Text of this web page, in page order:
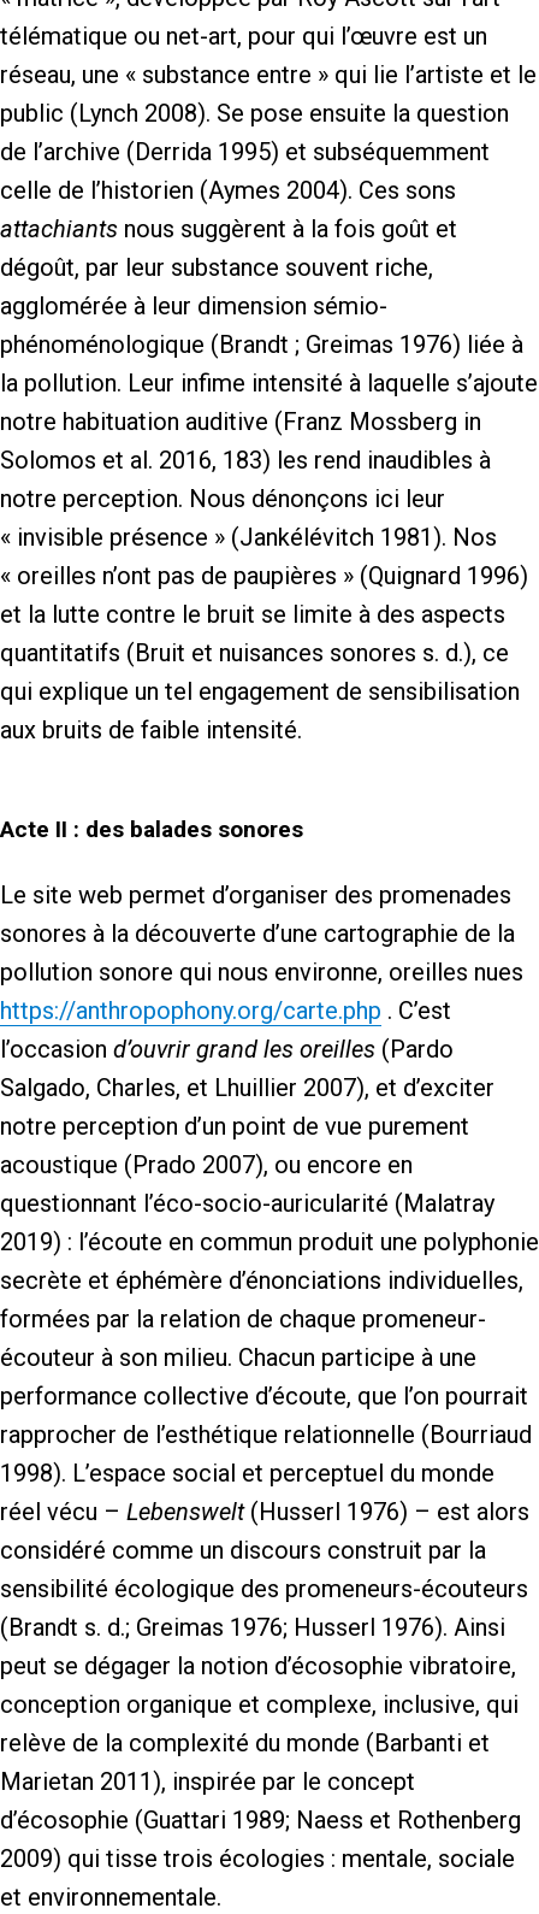
télématique ou net-art, pour qui l’œuvre est un
réseau, une « substance entre » qui lie l’artiste et le
public (Lynch 2008). Se pose ensuite la question
de l’archive (Derrida 1995) et subséquemment
celle de l’historien (Aymes 2004). Ces sons
attachiants nous suggèrent à la fois goût et
dégoût, par leur substance souvent riche,
agglomérée à leur dimension sémio-
phénoménologique (Brandt ; Greimas 1976) liée à
la pollution. Leur infime intensité à laquelle s’ajoute
notre habituation auditive (Franz Mossberg in
Solomos et al. 2016, 183) les rend inaudibles à
notre perception. Nous dénonçons ici leur
« invisible présence » (Jankélévitch 1981). Nos
« oreilles n’ont pas de paupières » (Quignard 1996)
et la lutte contre le bruit se limite à des aspects
quantitatifs (Bruit et nuisances sonores s. d.), ce
qui explique un tel engagement de sensibilisation
aux bruits de faible intensité.
Acte II : des balades sonores
Le site web permet d’organiser des promenades
sonores à la découverte d’une cartographie de la
pollution sonore qui nous environne, oreilles nues
https://anthropophony.org/carte.php . C’est
l’occasion d’ouvrir grand les oreilles (Pardo
Salgado, Charles, et Lhuillier 2007), et d’exciter
notre perception d’un point de vue purement
acoustique (Prado 2007), ou encore en
questionnant l’éco-socio-auricularité (Malatray
2019) : l’écoute en commun produit une polyphonie
secrète et éphémère d’énonciations individuelles,
formées par la relation de chaque promeneur-
écouteur à son milieu. Chacun participe à une
performance collective d’écoute, que l’on pourrait
rapprocher de l’esthétique relationnelle (Bourriaud
1998). L’espace social et perceptuel du monde
réel vécu – Lebenswelt(Husserl 1976) – est alors
considéré comme un discours construit par la
sensibilité écologique des promeneurs-écouteurs
(Brandt s. d.; Greimas 1976; Husserl 1976). Ainsi
peut se dégager la notion d’écosophie vibratoire,
conception organique et complexe, inclusive, qui
relève de la complexité du monde (Barbanti et
Marietan 2011), inspirée par le concept
d’écosophie (Guattari 1989; Naess et Rothenberg
2009) qui tisse trois écologies : mentale, sociale
et environnementale.